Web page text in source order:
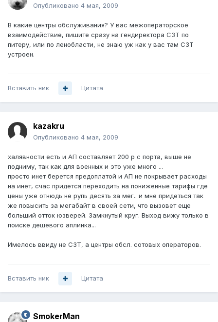
Опубликовано 4 мая, 2009
В какие центры обслуживания? У вас межоператорское
взаимодействие, пишите сразу на гендиректора СЗТ по
питеру, или по ленобласти, не знаю уж как у вас там СЗТ
устроен.
Вставить ник Цитата
kazakru
Опубликовано 4 мая, 2009
халявности есть и АП составляет 200 р с порта, выше не
подниму, так как для военных и это уже много ...
просто инет берется предоплатой и АП не покрывает расходы
на инет, счас придется переходить на пониженные тарифы где
цены уже отнюдь не рупь десять за мег.. и мне придеться так
же повысить за мегабайт в своей сети, что вызовет еще
больший отток юзверей. Замкнутый круг. Выход вижу только в
поиске дешевого аплинка...
Имелось ввиду не СЗТ, а центры обсл. сотовых операторов.
Вставить ник Цитата
SmokerMan